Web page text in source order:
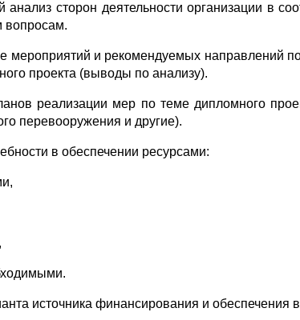
анализ сторон деятельности организации в
вопросам.
мероприятий и рекомендуемых направлений
проекта (выводы по анализу).
реализации мер по теме дипломного
перевоо­ружения и другие).
в обеспечении ресурсами:
источника финансирования и обеспечения